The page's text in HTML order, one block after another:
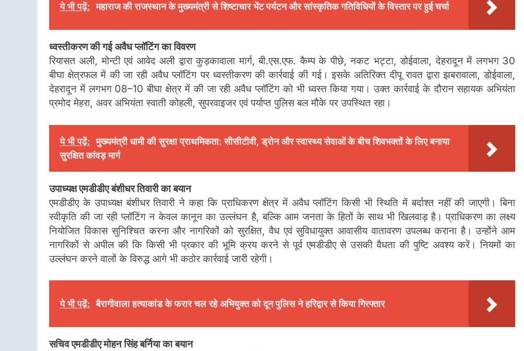
ये भी पढ़ें: महाराज की राजस्थान के मुख्यमंत्री से शिष्टाचार भेंट पर्यटन और सांस्कृतिक गतिविधियों के विस्तार पर हुई चर्चा
ध्वस्तीकरण की गई अवैध प्लॉटिंग का विवरण
रियासत अली, मोन्टी एवं आवेद अली द्वारा कुड़कावाला मार्ग, बी.एस.एफ. कैम्प के पीछे, नकट भट्टा, डोईवाला, देहरादून में लगभग 30
बीघा क्षेत्रफल में की जा रही अवैध प्लॉटिंग पर ध्वस्तीकरण की कार्रवाई की गई। इसके अतिरिक्त दीपू रावत द्वारा झबरावाला, डोईवाला,
देहरादून में लगभग 08–10 बीघा क्षेत्र में की जा रही अवैध प्लॉटिंग को भी ध्वस्त किया गया। उक्त कार्रवाई के दौरान सहायक अभियंता
प्रमोद मेहरा, अवर अभियंता स्वाती कोहली, सुपरवाइजर एवं पर्याप्त पुलिस बल मौके पर उपस्थित रहा।
ये भी पढ़ें: मुख्यमंत्री धामी की सुरक्षा प्राथमिकता: सीसीटीवी, ड्रोन और स्वास्थ्य सेवाओं के बीच शिवभक्तों के लिए बनाया
सुरक्षित कांवड़ मार्ग
उपाध्यक्ष एमडीडीए बंशीधर तिवारी का बयान
एमडीडीए के उपाध्यक्ष बंशीधर तिवारी ने कहा कि प्राधिकरण क्षेत्र में अवैध प्लॉटिंग किसी भी स्थिति में बर्दाश्त नहीं की जाएगी। बिना
स्वीकृति की जा रही प्लॉटिंग न केवल कानून का उल्लंघन है, बल्कि आम जनता के हितों के साथ भी खिलवाड़ है। प्राधिकरण का लक्ष्य
नियोजित विकास सुनिश्चित करना और नागरिकों को सुरक्षित, वैध एवं सुविधायुक्त आवासीय वातावरण उपलब्ध कराना है। उन्होंने आम
नागरिकों से अपील की कि किसी भी प्रकार की भूमि क्रय करने से पूर्व एमडीडीए से उसकी वैधता की पुष्टि अवश्य करें। नियमों का
उल्लंघन करने वालों के विरुद्ध आगे भी कठोर कार्रवाई जारी रहेगी।
ये भी पढ़ें: बैरागीवाला हत्याकांड के फरार चल रहे अभियुक्त को दून पुलिस ने हरिद्वार से किया गिरफ्तार
सचिव एमडीडीए मोहन सिंह बर्निया का बयान